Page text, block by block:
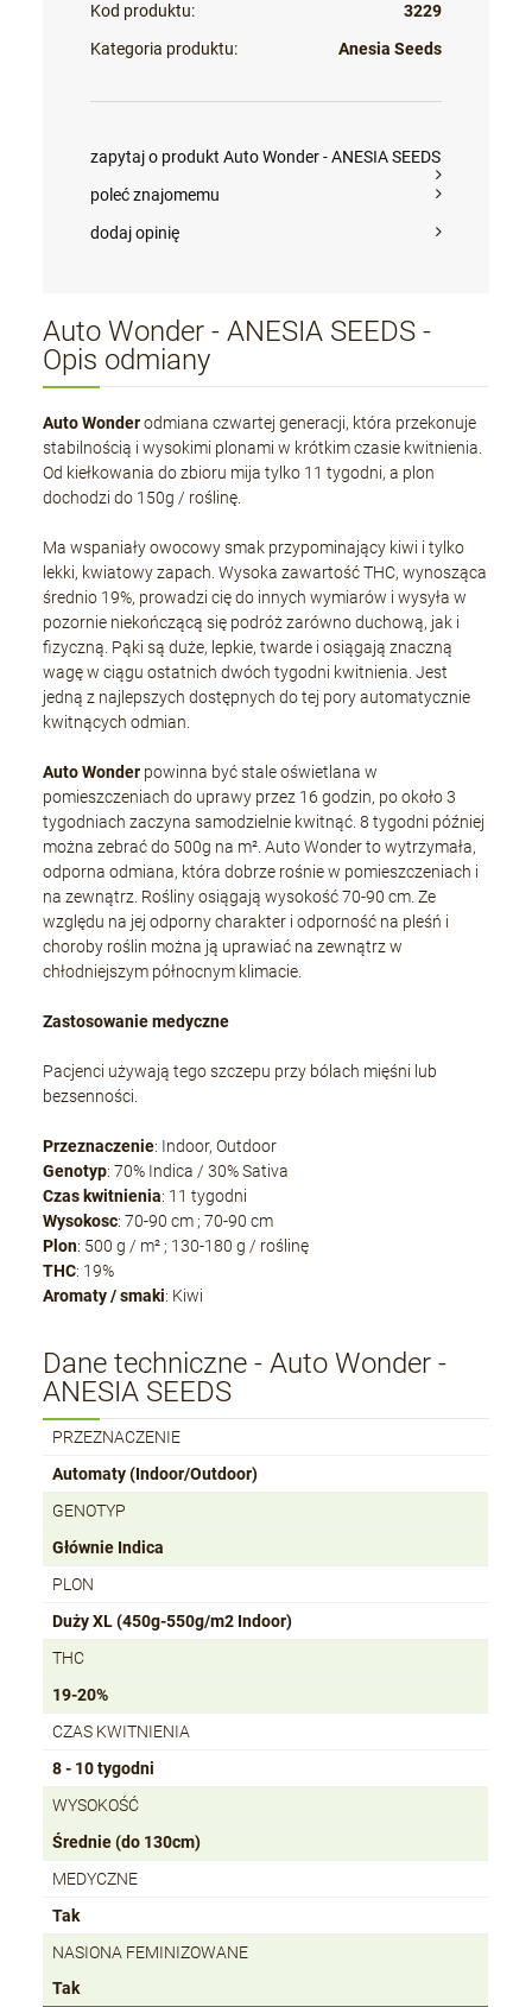
Kod produktu:
3229
Kategoria produktu:
Anesia Seeds
zapytaj o produkt Auto Wonder - ANESIA SEEDS
poleć znajomemu
dodaj opinię
Auto Wonder - ANESIA SEEDS -
Opis odmiany
Auto Wonderodmiana czwartej generacji, która przekonuje
stabilnością i wysokimi plonami w krótkim czasie kwitnienia.
Od kiełkowania do zbioru mija tylko 11 tygodni, a plon
dochodzi do 150g / roślinę.
Ma wspaniały owocowy smak przypominający kiwi i tylko
lekki, kwiatowy zapach. Wysoka zawartość THC, wynosząca
średnio 19%, prowadzi cię do innych wymiarów i wysyła w
pozornie niekończącą się podróż zarówno duchową, jak i
fizyczną. Pąki są duże, lepkie, twarde i osiągają znaczną
wagę w ciągu ostatnich dwóch tygodni kwitnienia. Jest
jedną z najlepszych dostępnych do tej pory automatycznie
kwitnących odmian.
Auto Wonder powinna być stale oświetlana w
pomieszczeniach do uprawy przez 16 godzin, po około 3
tygodniach zaczyna samodzielnie kwitnąć. 8 tygodni później
można zebrać do 500g na m². Auto Wonder to wytrzymała,
odporna odmiana, która dobrze rośnie w pomieszczeniach i
na zewnątrz. Rośliny osiągają wysokość 70-90 cm. Ze
względu na jej odporny charakter i odporność na pleśń i
choroby roślin można ją uprawiać na zewnątrz w
chłodniejszym północnym klimacie.
Zastosowanie medyczne
Pacjenci używają tego szczepu przy bólach mięśni lub
bezsenności.
Przeznaczenie: Indoor, Outdoor
Genotyp: 70% Indica / 30% Sativa
Czas kwitnienia: 11 tygodni
Wysokosc: 70-90 cm ; 70-90 cm
Plon: 500 g / m² ; 130-180 g / roślinę
THC: 19%
Aromaty / smaki: Kiwi
Dane techniczne - Auto Wonder -
ANESIA SEEDS
PRZEZNACZENIE
Automaty (Indoor/Outdoor)
GENOTYP
Głównie Indica
PLON
Duży XL (450g-550g/m2 Indoor)
THC
19-20%
CZAS KWITNIENIA
8 - 10 tygodni
WYSOKOŚĆ
Średnie (do 130cm)
MEDYCZNE
Tak
NASIONA FEMINIZOWANE
Tak